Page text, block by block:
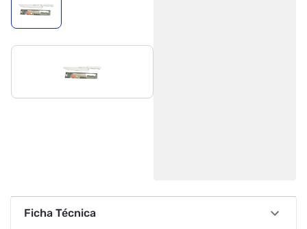
Ficha Técnica